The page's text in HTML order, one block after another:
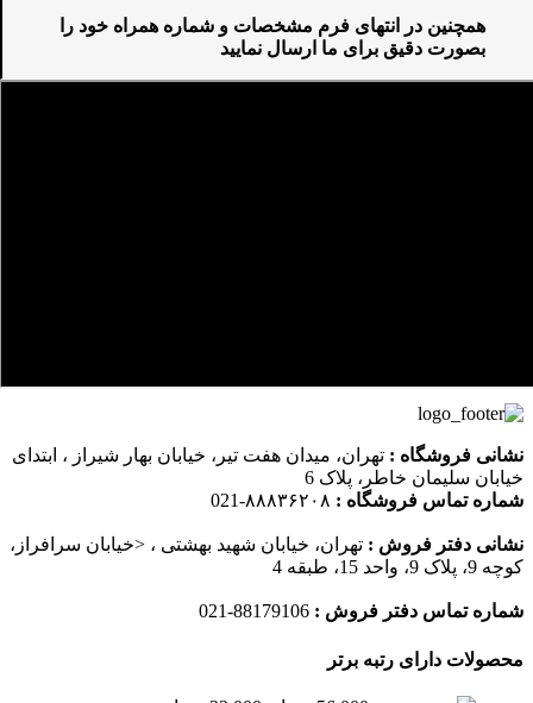
همچنین در انتهای فرم مشخصات و شماره همراه خود را
بصورت دقیق برای ما ارسال نمایید
نشانی فروشگاه : تهران، میدان هفت تیر، خیابان بهار شیراز ، ابتدای
خیابان سلیمان خاطر، پلاک 6
شماره تماس فروشگاه :
نشانی دفتر فروش : تهران، خیابان شهید بهشتی ، <خیابان سرافراز،
کوچه 9، پلاک 9، واحد 15، طبقه 4
شماره تماس دفتر فروش :
محصولات دارای رتبه برتر